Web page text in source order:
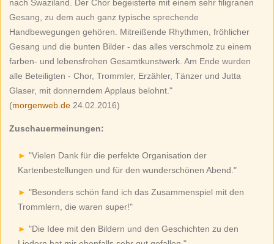
nach Swaziland. Der Chor begeisterte mit einem sehr filigranen
Gesang, zu dem auch ganz typische sprechende
Handbewegungen gehören. Mitreißende Rhythmen, fröhlicher
Gesang und die bunten Bilder - das alles verschmolz zu einem
farben- und lebensfrohen Gesamtkunstwerk. Am Ende wurden
alle Beteiligten - Chor, Trommler, Erzähler, Tänzer und Jutta
Glaser, mit donnerndem Applaus belohnt."
(morgenweb.de 24.02.2016)
Zuschauermeinungen:
"Vielen Dank für die perfekte Organisation der
Kartenbestellungen und für den wunderschönen Abend."
"Besonders schön fand ich das Zusammenspiel mit den
Trommlern, die waren super!"
"Die Idee mit den Bildern und den Geschichten zu den